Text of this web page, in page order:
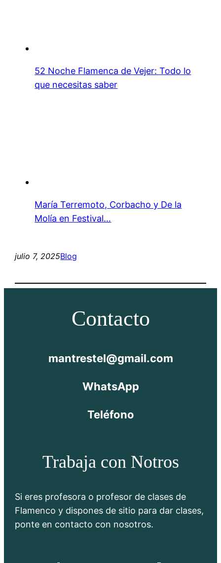
52 Noche Flamenca de Vejer: Todo lo
que necesitas saber
María Terremoto, Corbacho y De la
Molía en Festival…
julio 7, 2025Blog
Contacto
mantrestel@gmail.com
WhatsApp
Teléfono
Trabaja con Notros
Si eres profesora o profesor de clases de
Flamenco y dispones de sitio para dar clases,
ponte en contacto con nosotros.